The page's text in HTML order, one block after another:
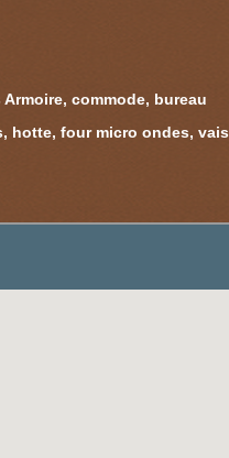
commode, bureau
hotte, four micro ondes,